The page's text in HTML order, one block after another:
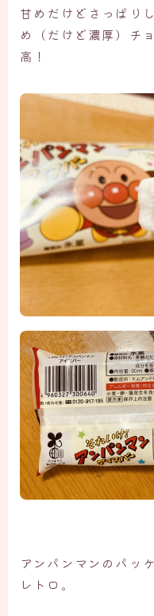
甘めだけどさっぱり
め（だけど濃厚）チ
高！
アンパンマンのパッ
レトロ。